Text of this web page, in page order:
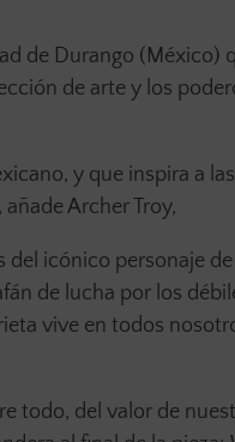
de Durango (México)
de arte y los
y que inspira a
Archer Troy,
icónico personaje de
de lucha por los
vive en todos
todo, del valor de